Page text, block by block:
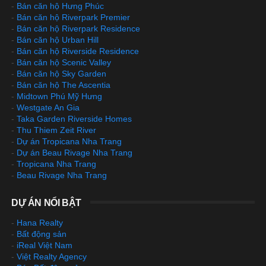
- Bán căn hộ Hưng Phúc
- Bán căn hộ Riverpark Premier
- Bán căn hộ Riverpark Residence
- Bán căn hộ Urban Hill
- Bán căn hộ Riverside Residence
- Bán căn hộ Scenic Valley
- Bán căn hộ Sky Garden
- Bán căn hộ The Ascentia
- Midtown Phú Mỹ Hưng
- Westgate An Gia
- Taka Garden Riverside Homes
- Thu Thiem Zeit River
- Dự án Tropicana Nha Trang
- Dự án Beau Rivage Nha Trang
- Tropicana Nha Trang
- Beau Rivage Nha Trang
DỰ ÁN NỔI BẬT
- Hana Realty
- Bất động sản
- iReal Việt Nam
- Việt Realty Agency